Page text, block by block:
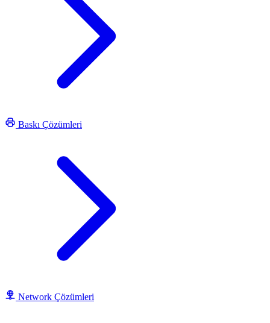
Baskı Çözümleri
Network Çözümleri